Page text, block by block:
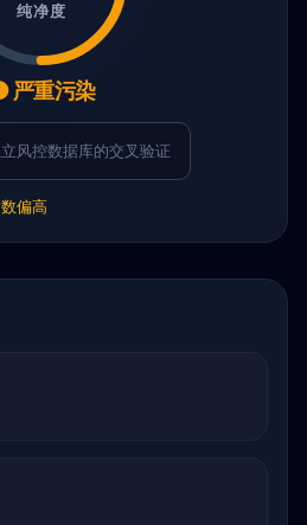
纯净度
严重污染
风控数据库的交叉验证
偏高